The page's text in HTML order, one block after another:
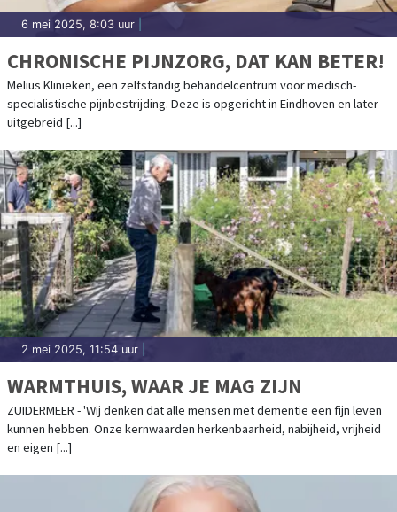
6 mei 2025, 8:03 uur
CHRONISCHE PIJNZORG, DAT KAN BETER!
Melius Klinieken, een zelfstandig behandelcentrum voor medisch-
specialistische pijnbestrijding. Deze is opgericht in Eindhoven en later
uitgebreid [...]
2 mei 2025, 11:54 uur
WARMTHUIS, WAAR JE MAG ZIJN
ZUIDERMEER - 'Wij denken dat alle mensen met dementie een fijn leven
kunnen hebben. Onze kernwaarden herkenbaarheid, nabijheid, vrijheid
en eigen [...]